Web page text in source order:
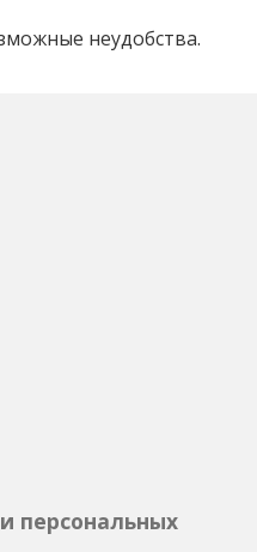
неудобства.
персональных